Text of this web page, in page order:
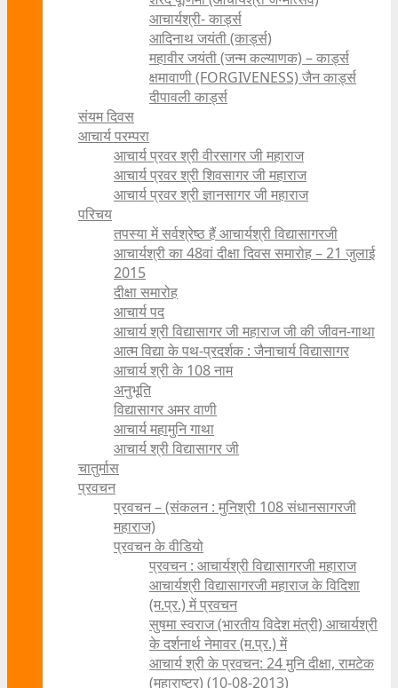
आचार्यश्री- कार्ड्स
आदिनाथ जयंती (कार्ड्स)
महावीर जयंती (जन्म कल्याणक) – कार्ड्स
क्षमावाणी (FORGIVENESS) जैन कार्ड्स
दीपावली कार्ड्स
संयम दिवस
आचार्य परम्परा
आचार्य प्रवर श्री वीरसागर जी महाराज
आचार्य प्रवर श्री शिवसागर जी महाराज
आचार्य प्रवर श्री ज्ञानसागर जी महाराज
परिचय
तपस्या में सर्वश्रेष्ठ हैं आचार्यश्री विद्यासागरजी
आचार्यश्री का 48वां दीक्षा दिवस समारोह – 21 जुलाई
2015
दीक्षा समारोह
आचार्य पद
आचार्य श्री विद्यासागर जी महाराज जी की जीवन-गाथा
आत्म विद्या के पथ-प्रदर्शक : जैनाचार्य विद्यासागर
आचार्य श्री के 108 नाम
अनुभूति
विद्यासागर अमर वाणी
आचार्य महामुनि गाथा
आचार्य श्री विद्यासागर जी
चातुर्मास
प्रवचन
प्रवचन – (संकलन : मुनिश्री 108 संधानसागरजी
महाराज)
प्रवचन के वीडियो
प्रवचन : आचार्यश्री ‍विद्यासागरजी महाराज
आचार्यश्री विद्यासागरजी महाराज के विदिशा
(म.प्र.) में प्रवचन
सुषमा स्वराज (भारतीय विदेश मंत्री) आचार्यश्री
के दर्शनार्थ नेमावर (म.प्र.) में
आचार्य श्री के प्रवचन: 24 मुनि दीक्षा, रामटेक
(महाराष्ट्र) (10-08-2013)